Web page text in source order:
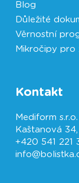
Blog
Důležité
Věrnostní
Mikročipy pro
Kontakt
Mediform s.r.o.
Kaštanová
+420 541 221